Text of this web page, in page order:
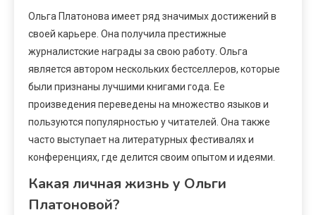
Ольга Платонова имеет ряд значимых достижений в
своей карьере. Она получила престижные
журналистские награды за свою работу. Ольга
является автором нескольких бестселлеров, которые
были признаны лучшими книгами года. Ее
произведения переведены на множество языков и
пользуются популярностью у читателей. Она также
часто выступает на литературных фестивалях и
конференциях, где делится своим опытом и идеями.
Какая личная жизнь у Ольги
Платоновой?